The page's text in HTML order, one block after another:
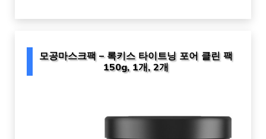
모공마스크팩 – 록키스 타이트닝 포어 클린 팩
150g, 1개, 2개